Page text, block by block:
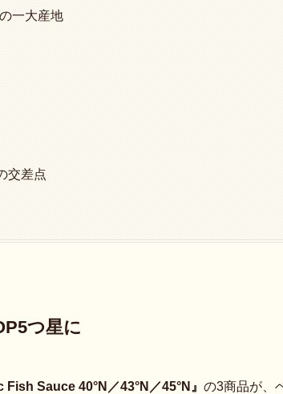
一大産地
交差点
つ星に
Sauce 40°N／43°N／45°N』 の3商品が、